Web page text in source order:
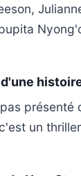
présenté
un